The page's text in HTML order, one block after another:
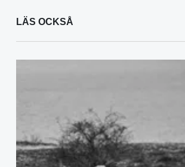
LÄS OCKSÅ